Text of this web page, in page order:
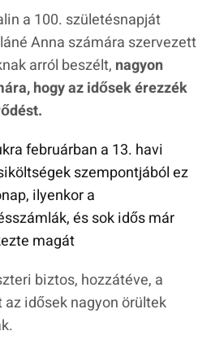
a 100. születésnapját
Anna számára szervezett
arról beszélt, nagyon
hogy az idősek érezzék
februárban a 13. havi
szempontjából ez
ilyenkor a
és sok idős már
magát
biztos, hozzátéve, a
idősek nagyon örültek